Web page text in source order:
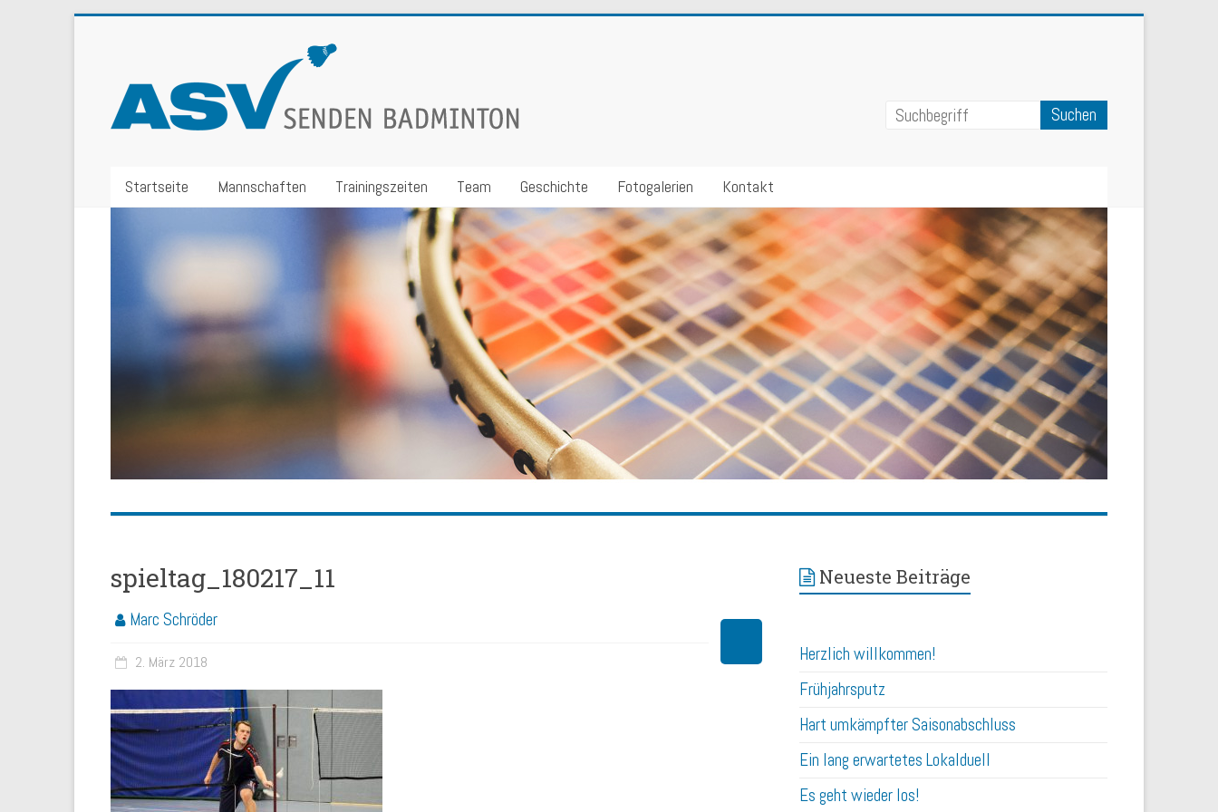
Startseite Mannschaften Trainingszeiten Team Geschichte Fotogalerien Kontakt
spieltag_180217_11
Marc Schröder
2. März 2018
Neueste Beiträge
Herzlich willkommen!
Frühjahrsputz
Hart umkämpfter Saisonabschluss
Ein lang erwartetes Lokalduell
Es geht wieder los!